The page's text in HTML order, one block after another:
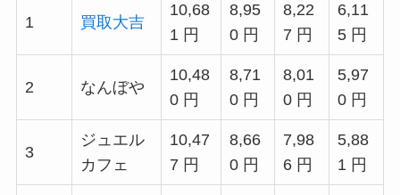
1 買取大吉
10,68
1 円
8,95
0 円
8,22
7 円
6,11
5 円
2 なんぼや
10,48
0 円
8,71
0 円
8,01
0 円
5,97
0 円
3
ジュエル
カフェ
10,47
7 円
8,66
0 円
7,98
6 円
5,88
1 円